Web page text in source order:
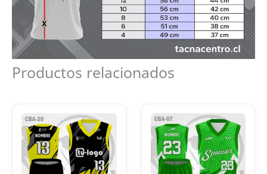
Productos relacionados